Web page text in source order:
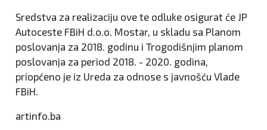
Sredstva za realizaciju ove te odluke osigurat će JP
Autoceste FBiH d.o.o. Mostar, u skladu sa Planom
poslovanja za 2018. godinu i Trogodišnjim planom
poslovanja za period 2018. - 2020. godina,
priopćeno je iz Ureda za odnose s javnošću Vlade
FBiH.
artinfo.ba